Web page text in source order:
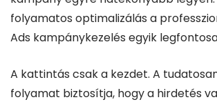
folyamatos optimalizálás a
Ads kampánykezelés egyik
A kattintás csak a kezdet. A
folyamat biztosítja, hogy a hirdetés